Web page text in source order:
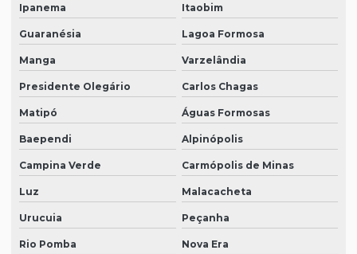
Ipanema Itaobim
Guaranésia Lagoa Formosa
Manga Varzelândia
Presidente Olegário Carlos Chagas
Matipó Águas Formosas
Baependi Alpinópolis
Campina Verde Carmópolis de Minas
Luz Malacacheta
Urucuia Peçanha
Rio Pomba Nova Era